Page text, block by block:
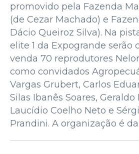
promovido pela Fazenda
(de Cezar Machado) e
Dácio Queiroz Silva). Na
elite 1 da Expogrande serão
venda 70 reprodutores
como convidados
Vargas Grubert, Carlos
Silas Ibanês Soares,
Laucídio Coelho Neto e
Prandini. A organização é